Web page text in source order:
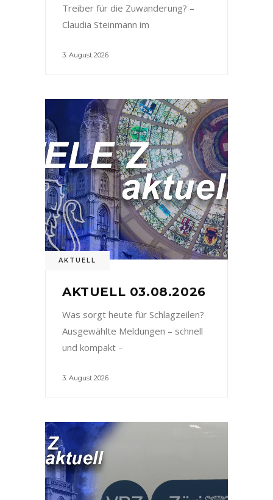
Treiber für die Zuwanderung? –
Claudia Steinmann im
3. August 2026
AKTUELL
AKTUELL 03.08.2026
Was sorgt heute für Schlagzeilen?
Ausgewählte Meldungen – schnell
und kompakt –
3. August 2026